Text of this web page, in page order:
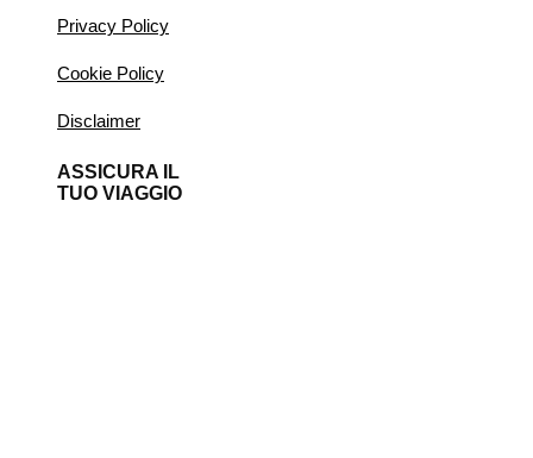
Privacy Policy
Cookie Policy
Disclaimer
ASSICURA IL
TUO VIAGGIO